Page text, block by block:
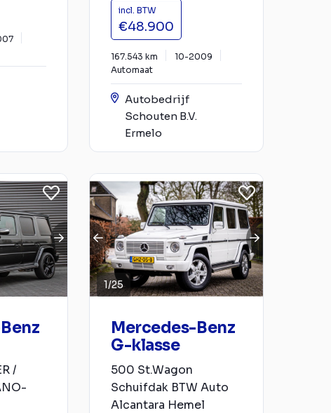
incl. BTW
€48.900
167.543 km
10-2009
Automaat
Autobedrijf
Schouten B.V.
Ermelo
/
1/25
Mercedes-Benz
G-klasse
500 St.Wagon
Schuifdak BTW Auto
Alcantara Hemel